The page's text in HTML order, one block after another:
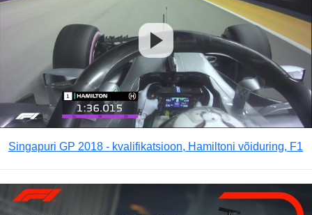
Singapuri GP 2018 - kvalifikatsioon, Hamiltoni võiduring, F1